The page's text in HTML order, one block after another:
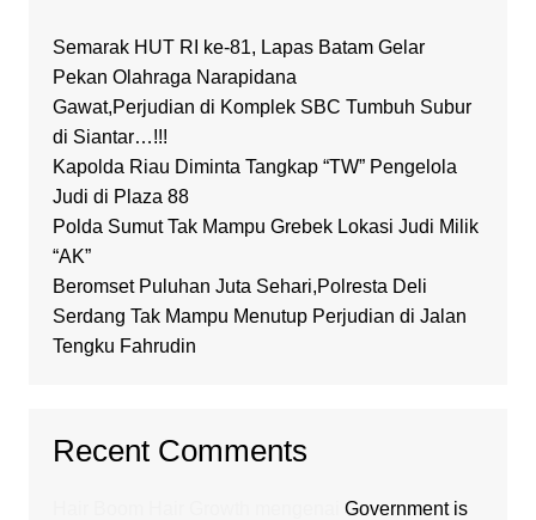
Semarak HUT RI ke-81, Lapas Batam Gelar
Pekan Olahraga Narapidana
Gawat,Perjudian di Komplek SBC Tumbuh Subur
di Siantar…!!!
Kapolda Riau Diminta Tangkap “TW” Pengelola
Judi di Plaza 88
Polda Sumut Tak Mampu Grebek Lokasi Judi Milik
“AK”
Beromset Puluhan Juta Sehari,Polresta Deli
Serdang Tak Mampu Menutup Perjudian di Jalan
Tengku Fahrudin
Recent Comments
Government is